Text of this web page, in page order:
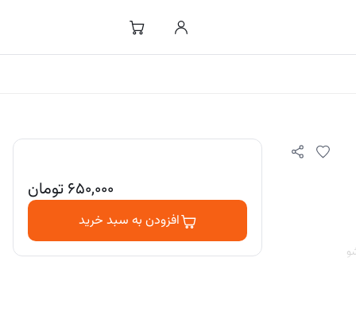
۶۵۰,۰۰۰تومان
افزودن به سبد خرید